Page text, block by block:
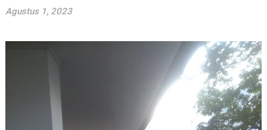
Agustus 1, 2023